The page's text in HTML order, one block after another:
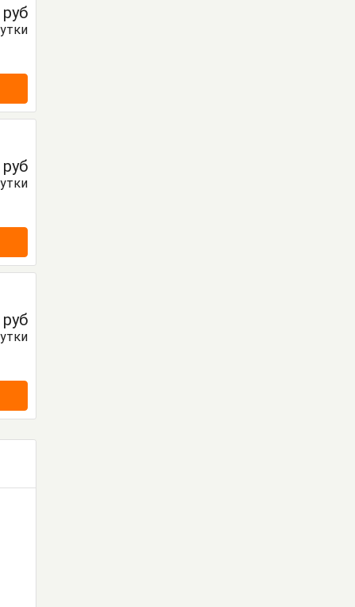
руб
руб
руб